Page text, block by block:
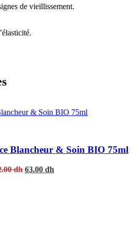
de vieillissement.
Blancheur & Soin BIO 75ml
dh Original
63.00 dh